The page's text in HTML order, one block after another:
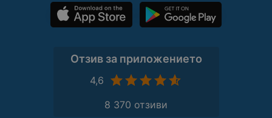
Отзив за приложението
4,6
8 370 отзиви